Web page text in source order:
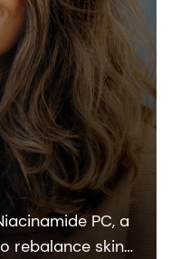
PC, a
rebalance skin